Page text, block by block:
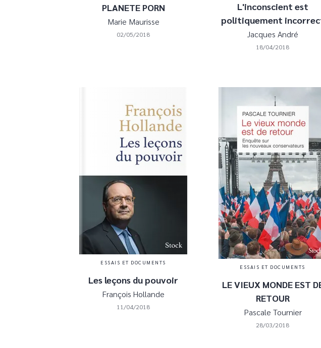
PLANETE PORN
Marie Maurisse
02/05/2018
L'inconscient est
politiquement
Jacques André
18/04/2018
ESSAIS ET DOCUMENTS
Les leçons du pouvoir
François Hollande
11/04/2018
ESSAIS ET DOCUMENTS
LE VIEUX MONDE EST
RETOUR
Pascale Tournier
28/03/2018